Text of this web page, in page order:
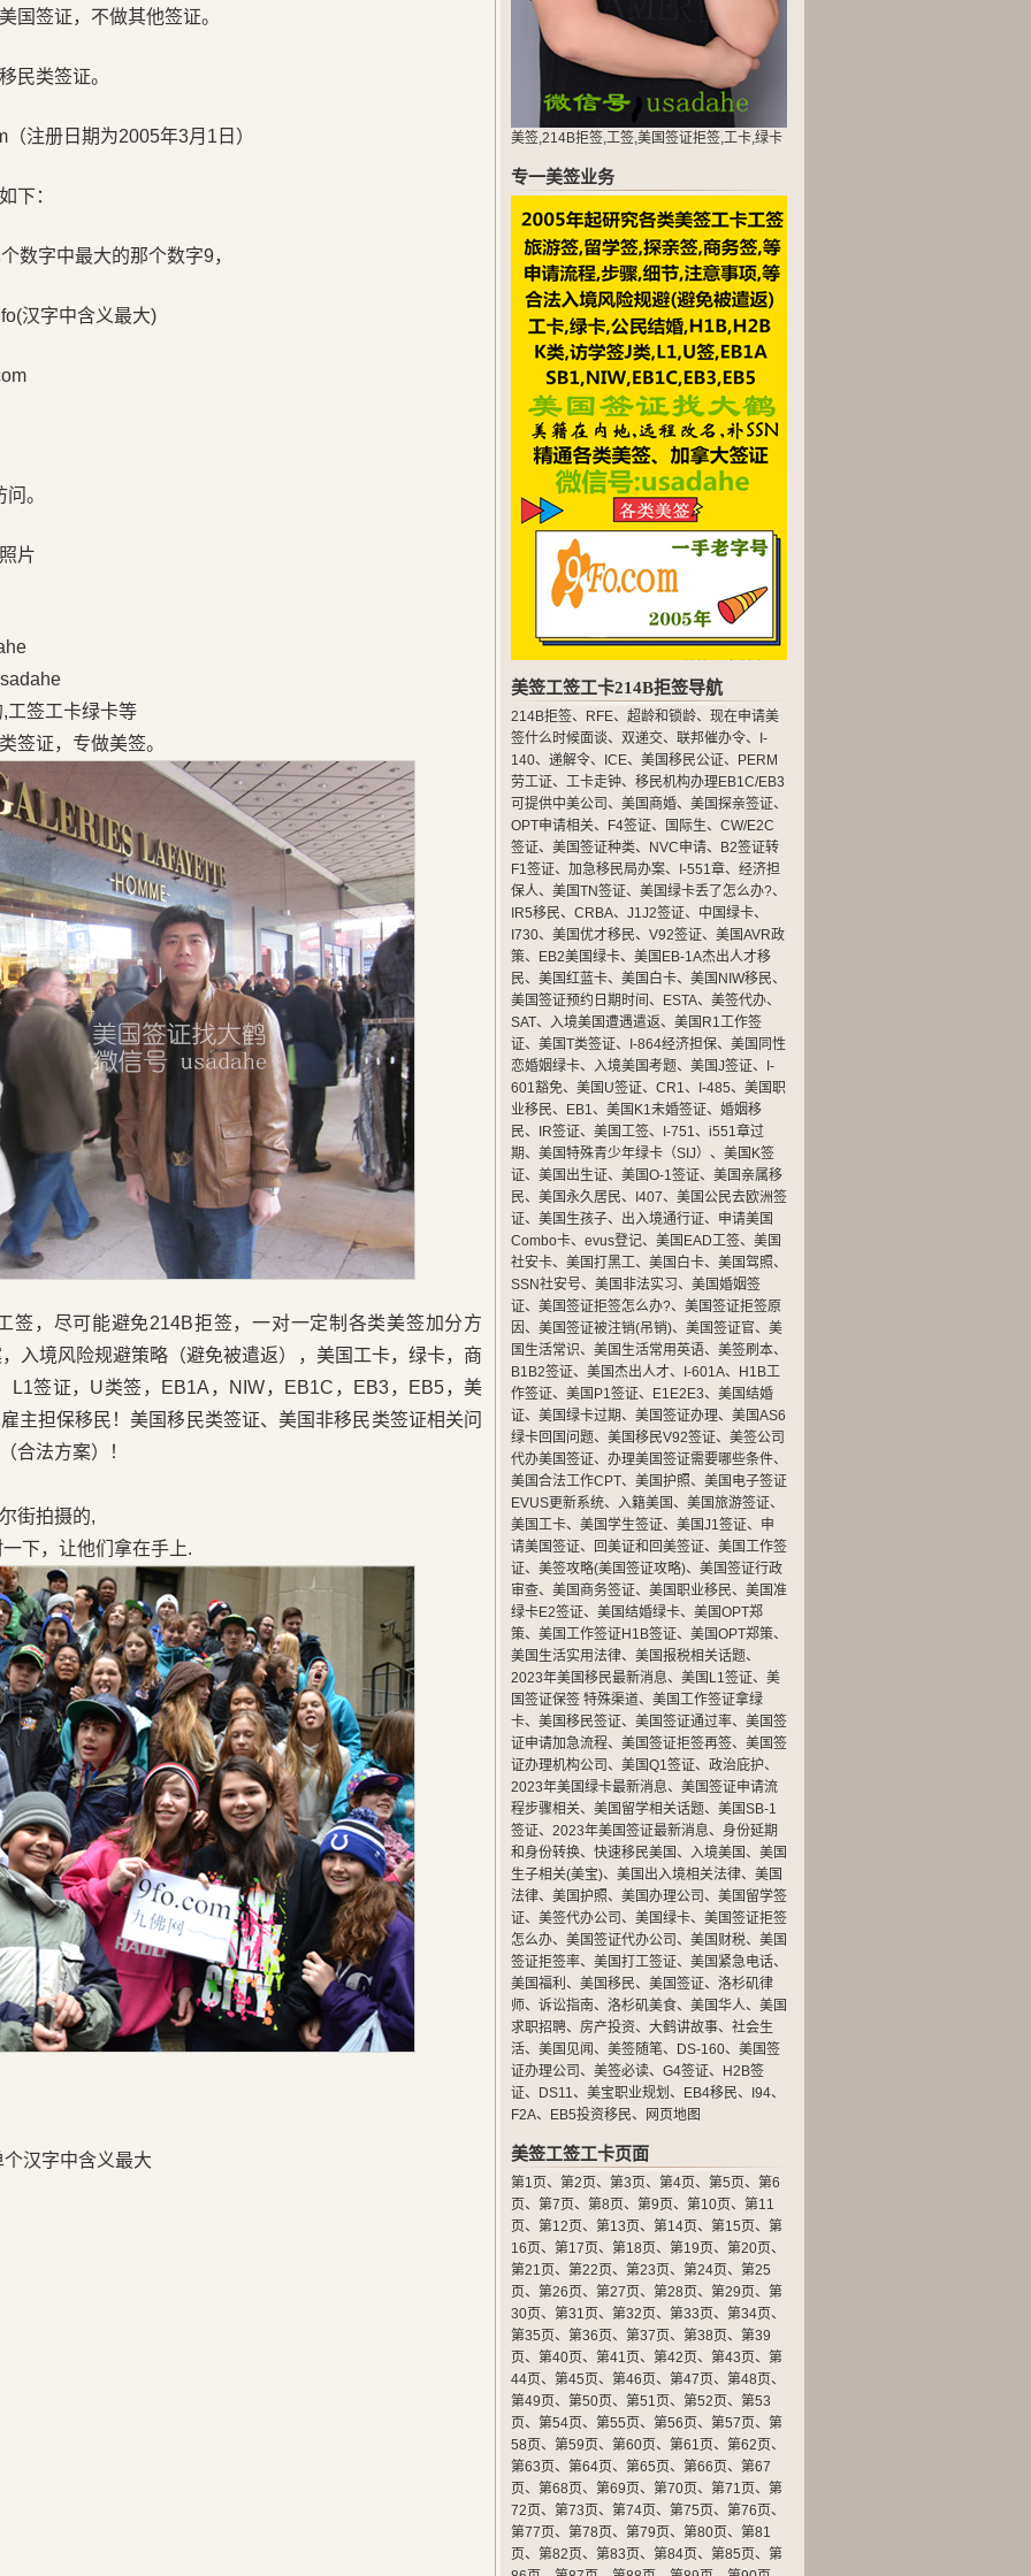
国签证，不做其他签证。
民类签证。
注册日期为2005年3月1日）
下：
数字中最大的那个数字9，
汉字中含义最大)
。
片
工签工卡绿卡等
签证，专做美签。
签，尽可能避免214B拒签，一对一定制各类美签加分方
入境风险规避策略（避免被遣返），美国工卡，绿卡，商
L1签证，U类签，EB1A，NIW，EB1C，EB3，EB5，美
主担保移民！美国移民类签证、美国非移民类签证相关问
合法方案）！
街拍摄的,
下，让他们拿在手上.
汉字中含义最大
美签,214B拒签,工签,美国签证拒签,工卡,绿卡
专一美签业务
美签工签工卡214B拒签导航
214B拒签、 RFE、 超龄和锁龄、 现在申请美
签什么时候面谈、 双递交、 联邦催办令、
I-
140、 递解令、 ICE、 美国移民公证、
PERM
劳工证、 工卡走钟、 移民机构办理EB1C/EB3
可提供中美公司 、 美国商婚、 美国探亲签证、
OPT申请相关、 F4签证、 国际生、 CW/E2C
签证、 美国签证种类、 NVC申请、
B2签证转
F1签证、 加急移民局办案、 I-551章、 经济担
保人、 美国TN签证、 美国绿卡丢了怎么办?、
IR5移民、 CRBA、 J1J2签证、 中国绿卡、
I730、 美国优才移民、 V92签证、 美国AVR政
策、 EB2美国绿卡、 美国EB-1A杰出人才移
民、 美国红蓝卡、 美国白卡、 美国NIW移民、
美国签证预约日期时间 、 ESTA、 美签代办、
SAT、 入境美国遭遇遣返、 美国R1工作签
证、 美国T类签证、 I-864经济担保、 美国同性
恋婚姻绿卡、 入境美国考题、 美国J签证、
I-
601豁免、 美国U签证、 CR1、 I-485、 美国职
业移民、 EB1、 美国K1未婚签证、 婚姻移
民、 IR签证、 美国工签、 I-751、 i551章过
期、 美国特殊青少年绿卡（SIJ） 、 美国K签
证、 美国出生证、 美国O-1签证、 美国亲属移
民、 美国永久居民、 I407、 美国公民去欧洲签
证、 美国生孩子、 出入境通行证、 申请美国
Combo卡、 evus登记、 美国EAD工签、 美国
社安卡、 美国打黑工、 美国白卡、 美国驾照、
SSN社安号、 美国非法实习、 美国婚姻签
证、 美国签证拒签怎么办?、 美国签证拒签原
因、 美国签证被注销(吊销)、 美国签证官、 美
国生活常识、 美国生活常用英语、 美签刷本、
B1B2签证、 美国杰出人才、 I-601A、
H1B工
作签证、 美国P1签证、 E1E2E3、 美国结婚
证、 美国绿卡过期、 美国签证办理、 美国AS6
绿卡回国问题、 美国移民V92签证、 美签公司
代办美国签证、 办理美国签证需要哪些条件、
美国合法工作CPT、 美国护照、 美国电子签证
EVUS更新系统、 入籍美国、 美国旅游签证、
美国工卡、 美国学生签证、 美国J1签证、 申
请美国签证、 回美证和回美签证、 美国工作签
证、 美签攻略(美国签证攻略)、 美国签证行政
审查、 美国商务签证、 美国职业移民、 美国准
绿卡E2签证、 美国结婚绿卡、 美国OPT郑
策、 美国工作签证H1B签证、 美国OPT郑策、
美国生活实用法律、 美国报税相关话题、
2023年美国移民最新消息、 美国L1签证、 美
国签证保签 特殊渠道、 美国工作签证拿绿
卡、 美国移民签证、 美国签证通过率、 美国签
证申请加急流程、 美国签证拒签再签、 美国签
证办理机构公司 、 美国Q1签证、 政治庇护、
2023年美国绿卡最新消息、 美国签证申请流
程步骤相关、 美国留学相关话题、 美国SB-1
签证、 2023年美国签证最新消息、 身份延期
和身份转换、 快速移民美国、 入境美国、 美国
生子相关(美宝)、 美国出入境相关法律、 美国
法律、 美国护照、 美国办理公司 、 美国留学签
证、 美签代办公司 、 美国绿卡、 美国签证拒签
怎么办、 美国签证代办公司 、 美国财税、 美国
签证拒签率、 美国打工签证、 美国紧急电话、
美国福利 、 美国移民、 美国签证、 洛杉矶律
师、 诉讼指南、 洛杉矶美食、 美国华人、 美国
求职招聘、 房产投资、 大鹤讲故事、 社会生
活、 美国见闻、 美签随笔、 DS-160、 美国签
证办理公司 、 美签必读、 G4签证、
H2B签
证、 DS11、 美宝职业规划 、 EB4移民、 I94、
F2A、 EB5投资移民、 网页地图
美签工签工卡页面
第1页、 第2页、 第3页、 第4页、 第5页、 第6
页、 第7页、 第8页、 第9页、 第10页、 第11
页、 第12页、 第13页、 第14页、 第15页、 第
16页、 第17页、 第18页、 第19页、 第20页、
第21页、 第22页、 第23页、 第24页、 第25
页、 第26页、 第27页、 第28页、 第29页、 第
30页、 第31页、 第32页、 第33页、 第34页、
第35页、 第36页、 第37页、 第38页、 第39
页、 第40页、 第41页、 第42页、 第43页、 第
44页、 第45页、 第46页、 第47页、 第48页、
第49页、 第50页、 第51页、 第52页、 第53
页、 第54页、 第55页、 第56页、 第57页、 第
58页、 第59页、 第60页、 第61页、 第62页、
第63页、 第64页、 第65页、 第66页、 第67
页、 第68页、 第69页、 第70页、 第71页、 第
72页、 第73页、 第74页、 第75页、 第76页、
第77页、 第78页、 第79页、 第80页、 第81
页、 第82页、 第83页、 第84页、 第85页、 第